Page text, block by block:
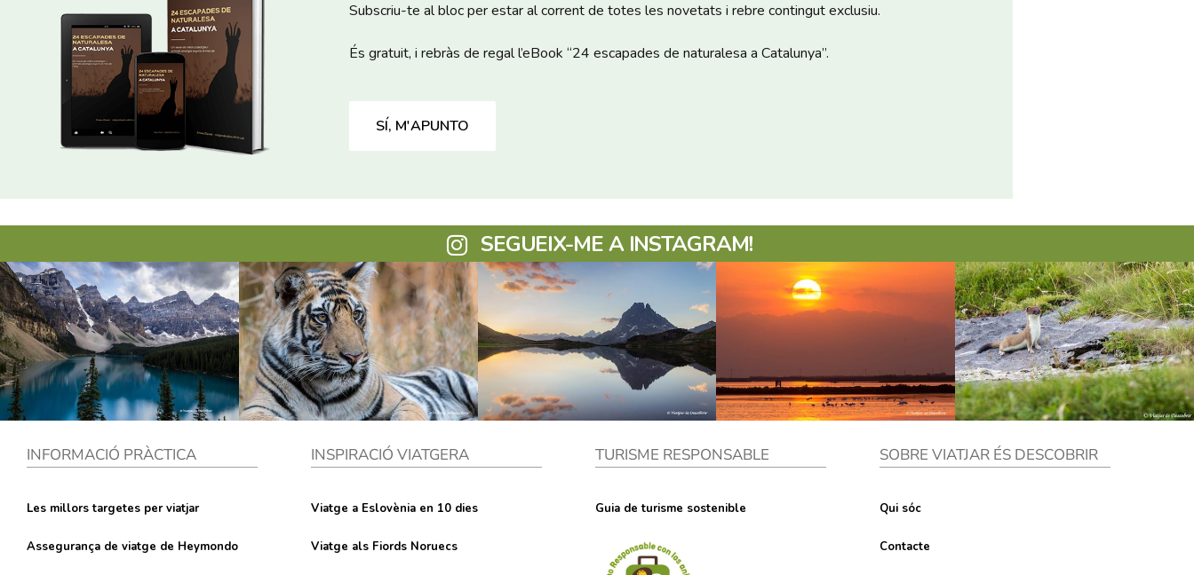
Subscriu-te al bloc per estar al corrent de totes les novetats i rebre contingut exclusiu.
És gratuit, i rebràs de regal l’eBook “24 escapades de naturalesa a Catalunya”.
SÍ, M'APUNTO
SEGUEIX-ME A INSTAGRAM!
INFORMACIÓ PRÀCTICA
Les millors targetes per viatjar
Assegurança de viatge de Heymondo
INSPIRACIÓ VIATGERA
Viatge a Eslovènia en 10 dies
Viatge als Fiords Noruecs
TURISME RESPONSABLE
Guia de turisme sostenible
SOBRE VIATJAR ÉS DESCOBRIR
Qui sóc
Contacte